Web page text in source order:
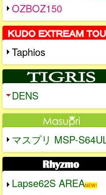
OZBOZ150
Taphios
DENS
マスプリ MSP-
Lapse62S AREANEW!